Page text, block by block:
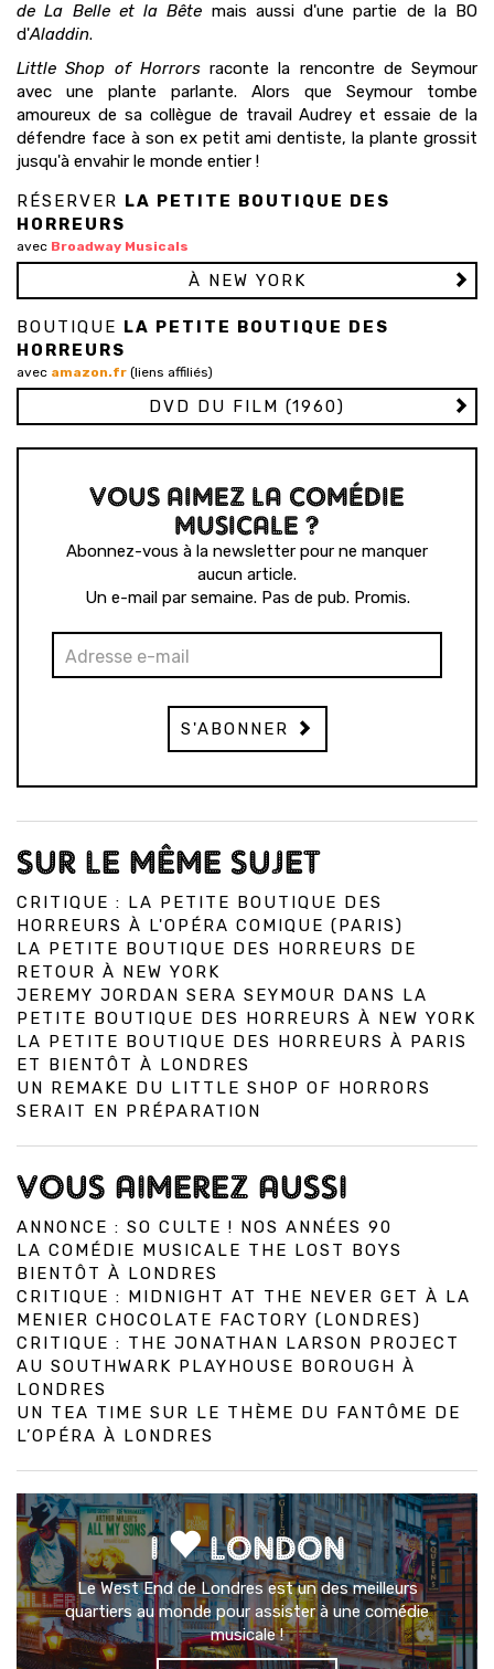
de La Belle et la Bête mais aussi d'une partie de la BO
d'Aladdin.
Little Shop of Horrorsraconte la rencontre de Seymour
avec une plante parlante. Alors que Seymour tombe
amoureux de sa collègue de travail Audrey et essaie de la
défendre face à son ex petit ami dentiste, la plante grossit
jusqu'à envahir le monde entier !
RÉSERVER LA PETITE BOUTIQUE DES
HORREURS
avec Broadway Musicals
À NEW YORK
BOUTIQUE LA PETITE BOUTIQUE DES
HORREURS
avec amazon.fr (liens affiliés)
DVD DU FILM (1960)
VOUS AIMEZ LA COMÉDIE
MUSICALE ?
Abonnez-vous à la newsletter pour ne manquer
aucun article.
Un e-mail par semaine. Pas de pub. Promis.
S'ABONNER
SUR LE MÊME SUJET
CRITIQUE : LA PETITE BOUTIQUE DES
HORREURS À L'OPÉRA COMIQUE (PARIS)
LA PETITE BOUTIQUE DES HORREURS DE
RETOUR À NEW YORK
JEREMY JORDAN SERA SEYMOUR DANS LA
PETITE BOUTIQUE DES HORREURS À NEW YORK
LA PETITE BOUTIQUE DES HORREURS À PARIS
ET BIENTÔT À LONDRES
UN REMAKE DU LITTLE SHOP OF HORRORS
SERAIT EN PRÉPARATION
VOUS AIMEREZ AUSSI
ANNONCE : SO CULTE ! NOS ANNÉES 90
LA COMÉDIE MUSICALE THE LOST BOYS
BIENTÔT À LONDRES
CRITIQUE : MIDNIGHT AT THE NEVER GET À LA
MENIER CHOCOLATE FACTORY (LONDRES)
CRITIQUE : THE JONATHAN LARSON PROJECT
AU SOUTHWARK PLAYHOUSE BOROUGH À
LONDRES
UN TEA TIME SUR LE THÈME DU FANTÔME DE
L’OPÉRA À LONDRES
I LONDON
Le West End de Londres est un des meilleurs
quartiers au monde pour assister à une comédie
musicale !